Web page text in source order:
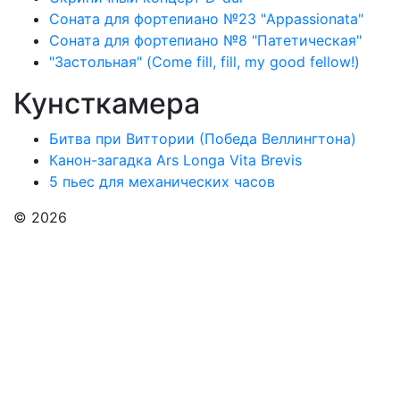
Соната для фортепиано №23 "Appassionata"
Соната для фортепиано №8 "Патетическая"
"Застольная" (Come fill, fill, my good fellow!)
Кунсткамера
Битва при Виттории (Победа Веллингтона)
Канон-загадка Ars Longa Vita Brevis
5 пьес для механических часов
© 2026